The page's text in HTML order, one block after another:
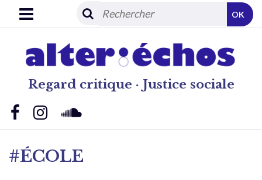
Regard critique · Justice sociale
OK
#ÉCOLE